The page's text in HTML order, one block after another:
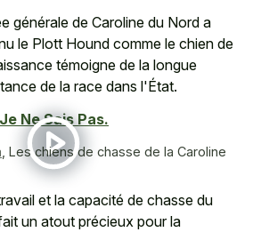
générale de Caroline du Nord a
le Plott Hound comme le chien de
témoigne de la longue
de la race dans l'État.
Ne Sais Pas.
Les chiens de chasse de la Caroline
et la capacité de chasse du
un atout précieux pour la